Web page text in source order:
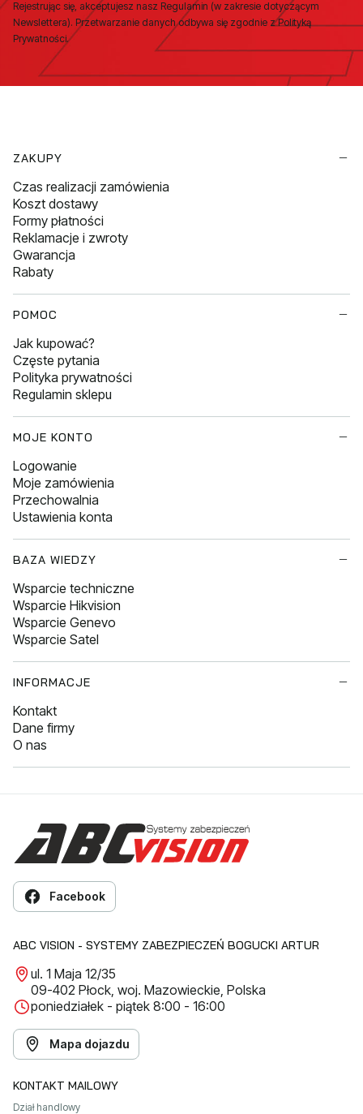
Rejestrując się, akceptujesz nasz Regulamin (w zakresie dotyczącym
Newslettera). Przetwarzanie danych odbywa się zgodnie z Polityką
Prywatności.
ZAKUPY
Czas realizacji zamówienia
Koszt dostawy
Formy płatności
Reklamacje i zwroty
Gwarancja
Rabaty
POMOC
Jak kupować?
Częste pytania
Polityka prywatności
Regulamin sklepu
MOJE KONTO
Logowanie
Moje zamówienia
Przechowalnia
Ustawienia konta
BAZA WIEDZY
Wsparcie techniczne
Wsparcie Hikvision
Wsparcie Genevo
Wsparcie Satel
INFORMACJE
Kontakt
Dane firmy
O nas
Facebook
ABC VISION - SYSTEMY ZABEZPIECZEŃ BOGUCKI ARTUR
ul. 1 Maja 12/35
09-402 Płock, woj. Mazowieckie, Polska
poniedziałek - piątek 8:00 - 16:00
Mapa dojazdu
KONTAKT MAILOWY
Dział handlowy